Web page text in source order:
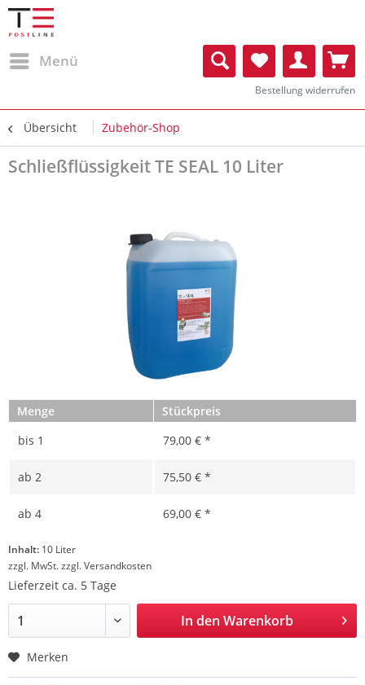
Menü
Bestellung widerrufen
Übersicht Zubehör-Shop
Schließflüssigkeit TE SEAL 10 Liter
Menge
Stückpreis
bis 1 79,00 € *
ab 2 75,50 € *
ab 4 69,00 € *
Inhalt: 10 Liter
zzgl. MwSt.zzgl. Versandkosten
Lieferzeit ca. 5 Tage
In den Warenkorb
Merken